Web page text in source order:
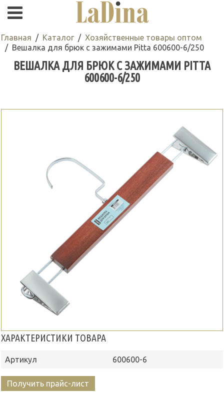
Главная Каталог
Хозяйственные товары оптом
Вешалка для брюк с зажимами Pitta 600600-6/250
ВЕШАЛКА ДЛЯ БРЮК С ЗАЖИМАМИ PITTA
600600-6/250
ХАРАКТЕРИСТИКИ ТОВАРА
Артикул 600600-6
Получить прайс-лист